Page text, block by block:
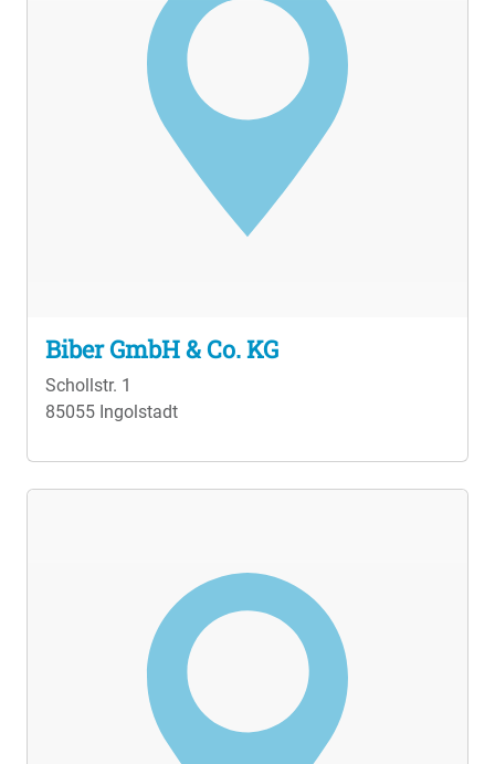
Biber GmbH & Co. KG
Schollstr. 1
85055 Ingolstadt